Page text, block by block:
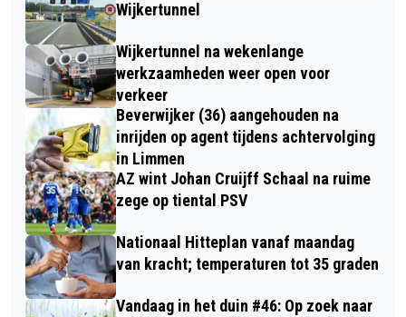
Wijkertunnel
Wijkertunnel na wekenlange
werkzaamheden weer open voor
verkeer
Beverwijker (36) aangehouden na
inrijden op agent tijdens achtervolging
in Limmen
AZ wint Johan Cruijff Schaal na ruime
zege op tiental PSV
Nationaal Hitteplan vanaf maandag
van kracht; temperaturen tot 35 graden
Vandaag in het duin #46: Op zoek naar